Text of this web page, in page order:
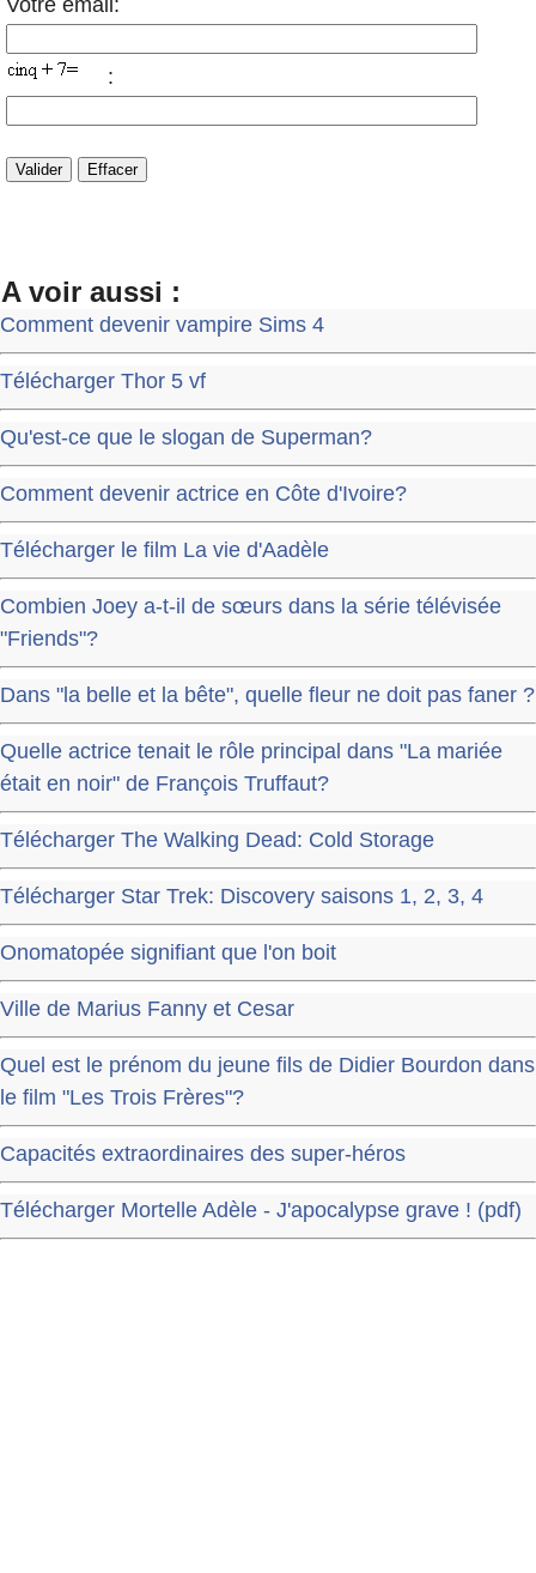
:
A voir aussi :
Comment devenir vampire Sims 4
Télécharger Thor 5 vf
Qu'est-ce que le slogan de Superman?
Comment devenir actrice en Côte d'Ivoire?
Télécharger le film La vie d'Aadèle
Combien Joey a-t-il de sœurs dans la série télévisée
"Friends"?
Dans "la belle et la bête", quelle fleur ne doit pas faner ?
Quelle actrice tenait le rôle principal dans "La mariée
était en noir" de François Truffaut?
Télécharger The Walking Dead: Cold Storage
Télécharger Star Trek: Discovery saisons 1, 2, 3, 4
Onomatopée signifiant que l'on boit
Ville de Marius Fanny et Cesar
Quel est le prénom du jeune fils de Didier Bourdon dans
le film "Les Trois Frères"?
Capacités extraordinaires des super-héros
Télécharger Mortelle Adèle - J'apocalypse grave ! (pdf)